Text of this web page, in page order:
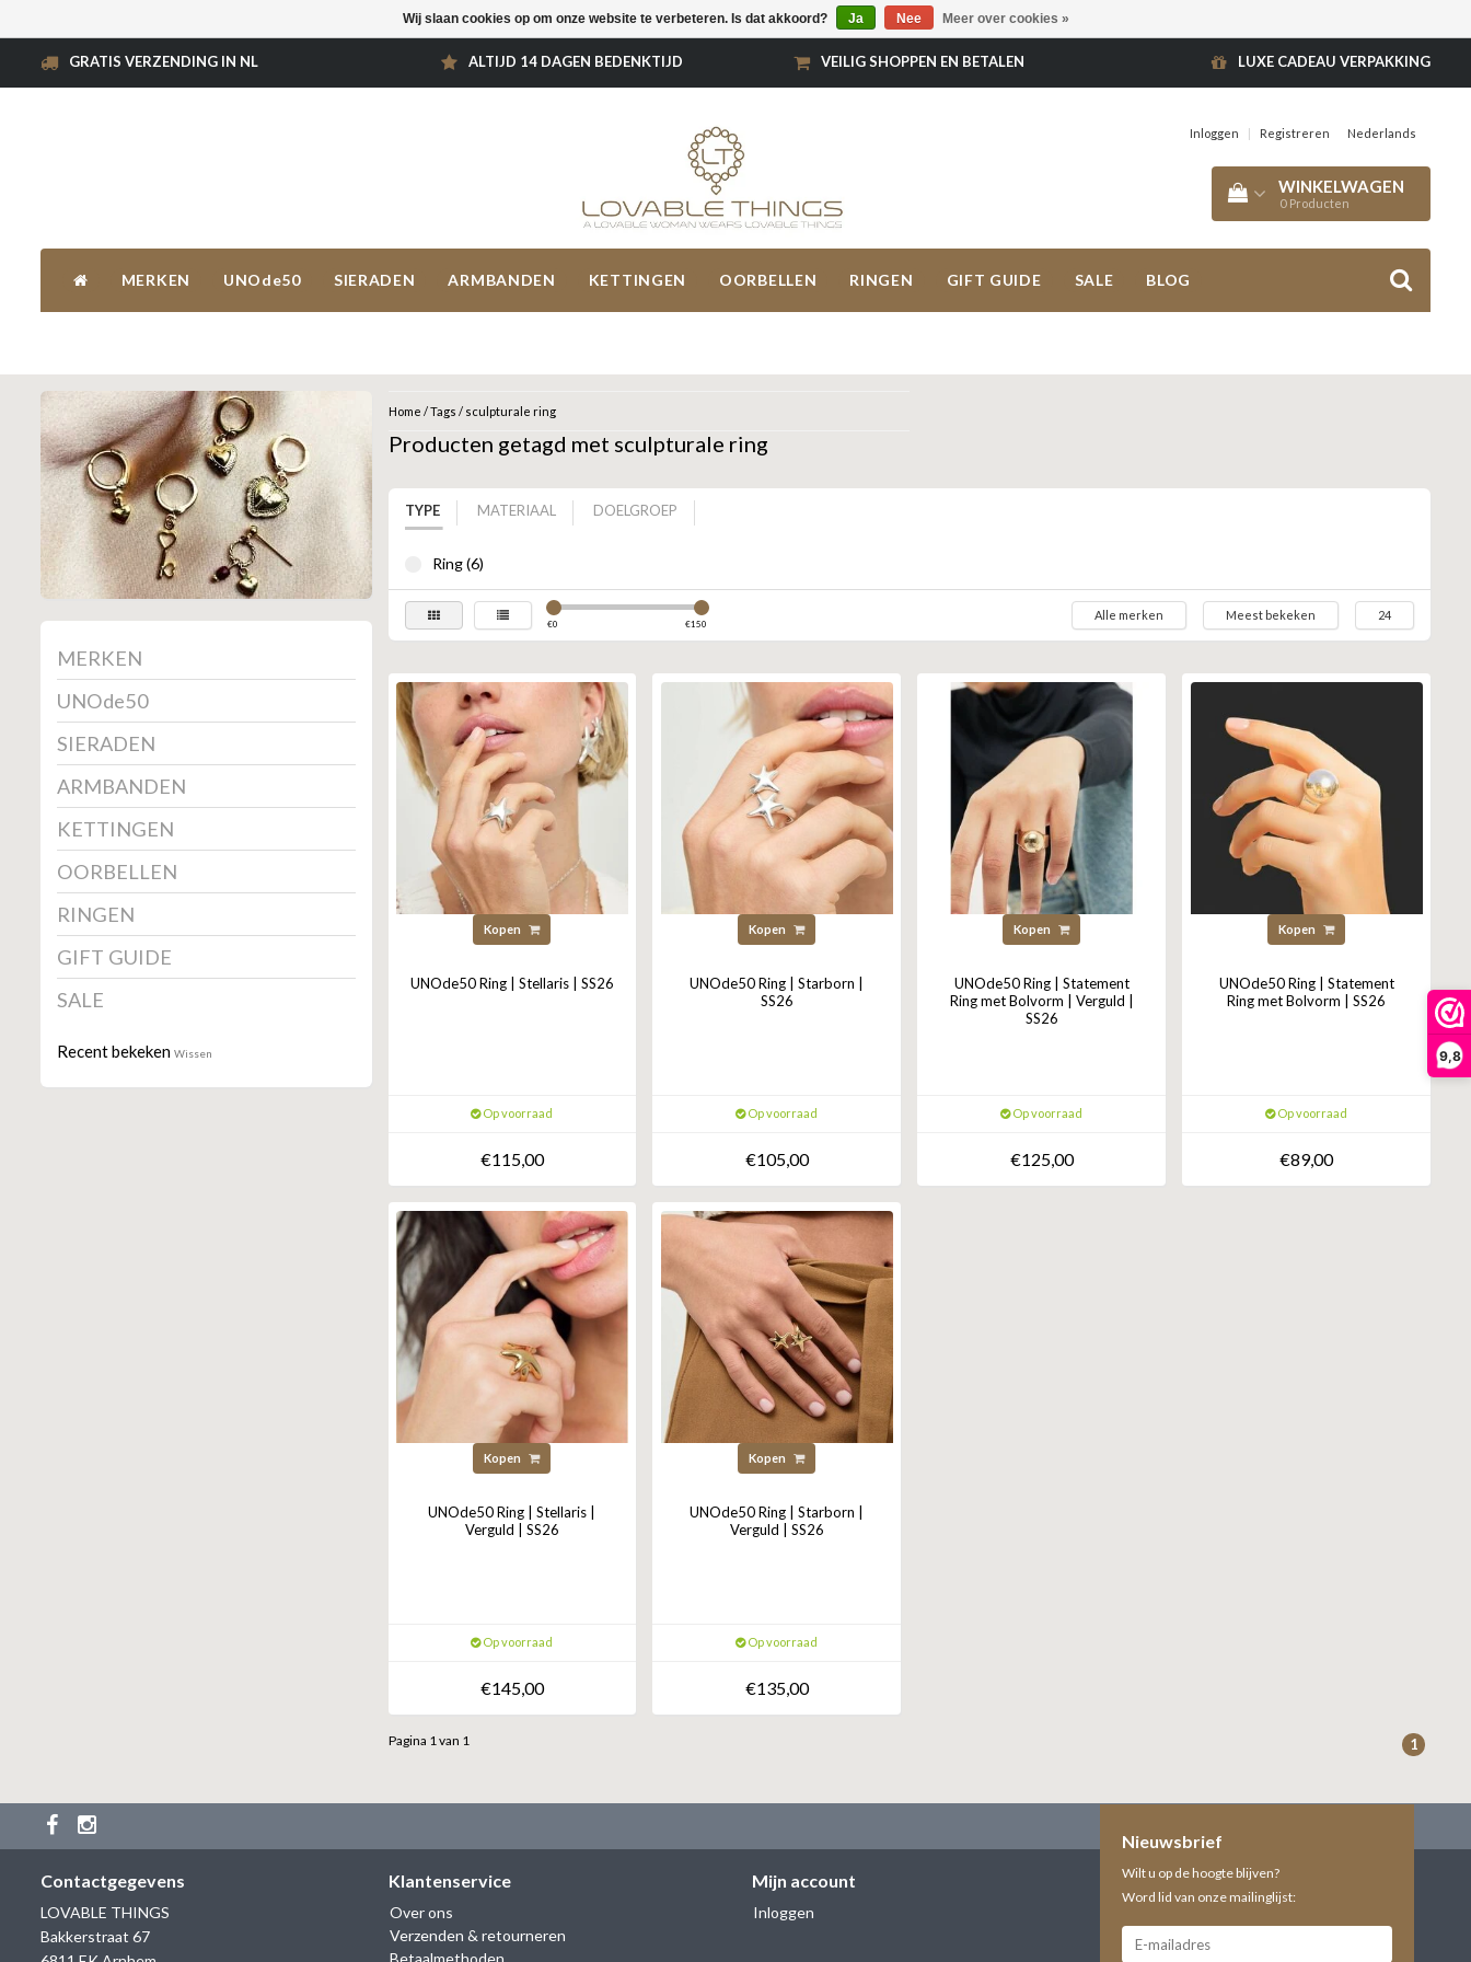
9,8
GRATIS VERZENDING IN NL ALTIJD 14 DAGEN BEDENKTIJD VEILIG SHOPPEN EN BETALEN LUXE CADEAU VERPAKKING
Inloggen | Registreren Nederlands
WINKELWAGEN
0 Producten
MERKEN UNOde50 SIERADEN ARMBANDEN KETTINGEN OORBELLEN RINGEN GIFT GUIDE SALE BLOG
MERKEN
UNOde50
SIERADEN
ARMBANDEN
KETTINGEN
OORBELLEN
RINGEN
GIFT GUIDE
SALE
Recent bekeken Wissen
Home /Tags / sculpturale ring
Producten getagd met sculpturale ring
TYPE MATERIAAL DOELGROEP
Ring (6)
€0 €150
Alle merken Meest bekeken 24
Kopen
UNOde50 Ring | Stellaris | SS26
Op voorraad
€115,00
Kopen
UNOde50 Ring | Starborn |
SS26
Op voorraad
€105,00
Kopen
UNOde50 Ring | Statement
Ring met Bolvorm | Verguld |
SS26
Op voorraad
€125,00
Kopen
UNOde50 Ring | Statement
Ring met Bolvorm | SS26
Op voorraad
€89,00
Kopen
UNOde50 Ring | Stellaris |
Verguld | SS26
Op voorraad
€145,00
Kopen
UNOde50 Ring | Starborn |
Verguld | SS26
Op voorraad
€135,00
Pagina 1 van 1 1
Contactgegevens
LOVABLE THINGS
Bakkerstraat 67
Klantenservice
Over ons
Verzenden & retourneren
Mijn account
Inloggen
Nieuwsbrief
Wilt u op de hoogte blijven?
Word lid van onze mailinglijst:
Wij slaan cookies op om onze website te verbeteren. Is dat akkoord? Ja Nee Meer over cookies »